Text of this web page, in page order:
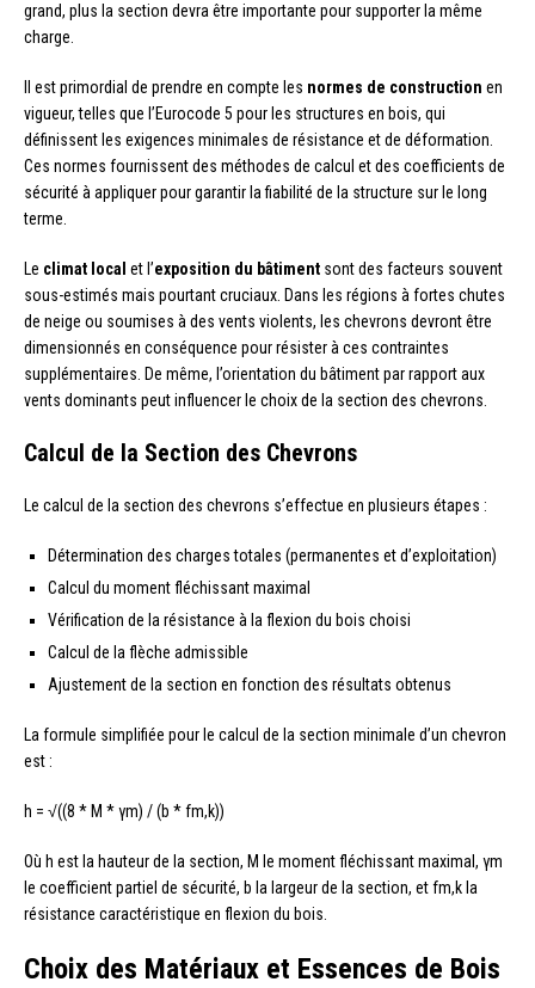
grand, plus la section devra être importante pour supporter la même
charge.
Il est primordial de prendre en compte les normes de construction en
vigueur, telles que l’Eurocode 5 pour les structures en bois, qui
définissent les exigences minimales de résistance et de déformation.
Ces normes fournissent des méthodes de calcul et des coefficients de
sécurité à appliquer pour garantir la fiabilité de la structure sur le long
terme.
Le climat local et l’exposition du bâtiment sont des facteurs souvent
sous-estimés mais pourtant cruciaux. Dans les régions à fortes chutes
de neige ou soumises à des vents violents, les chevrons devront être
dimensionnés en conséquence pour résister à ces contraintes
supplémentaires. De même, l’orientation du bâtiment par rapport aux
vents dominants peut influencer le choix de la section des chevrons.
Calcul de la Section des Chevrons
Le calcul de la section des chevrons s’effectue en plusieurs étapes :
Détermination des charges totales (permanentes et d’exploitation)
Calcul du moment fléchissant maximal
Vérification de la résistance à la flexion du bois choisi
Calcul de la flèche admissible
Ajustement de la section en fonction des résultats obtenus
La formule simplifiée pour le calcul de la section minimale d’un chevron
est :
h = √((8 * M * γm) / (b * fm,k))
Où h est la hauteur de la section, M le moment fléchissant maximal, γm
le coefficient partiel de sécurité, b la largeur de la section, et fm,k la
résistance caractéristique en flexion du bois.
Choix des Matériaux et Essences de Bois